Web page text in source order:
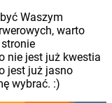
Waszym
warto
nie jest już kwestia
jest już jasno
wybrać. :)